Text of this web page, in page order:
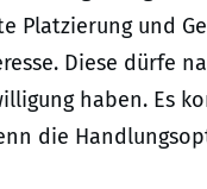
Platzierung und
Diese dürfe
haben. Es
die